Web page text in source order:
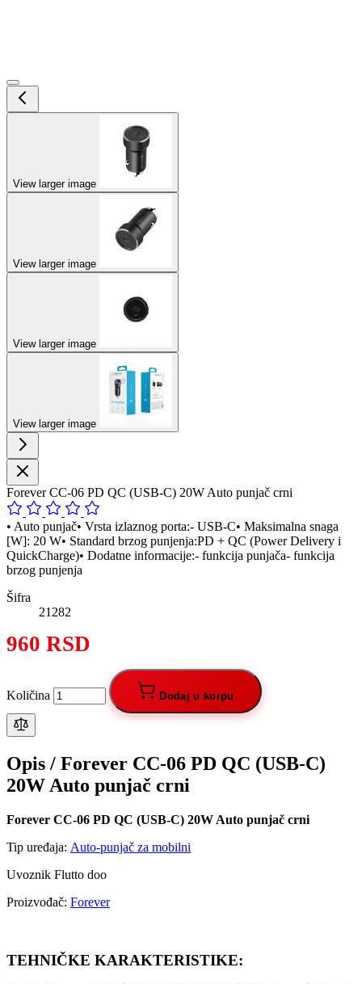
View larger image
View larger image
View larger image
View larger image
Forever CC-06 PD QC (USB-C) 20W Auto punjač crni
• Auto punjač• Vrsta izlaznog porta:- USB-C• Maksimalna snaga
[W]: 20 W• Standard brzog punjenja:PD + QC (Power Delivery i
QuickCharge)• Dodatne informacije:- funkcija punjača- funkcija
brzog punjenja
Šifra
21282
960 RSD
Količina Dodaj u korpu
Opis / Forever CC-06 PD QC (USB-C)
20W Auto punjač crni
Forever CC-06 PD QC (USB-C) 20W Auto punjač crni
Tip uređaja: Auto-punjač za mobilni
Uvoznik Flutto doo
Proizvođač: Forever
TEHNIČKE KARAKTERISTIKE: